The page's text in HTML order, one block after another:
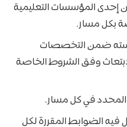
إحدى المؤسسات التعليمية
بكل مسار.
ضمن التخصصات
وفق الشروط الخاصة
في كل مسار.
فيه الضوابط المقررة لكل